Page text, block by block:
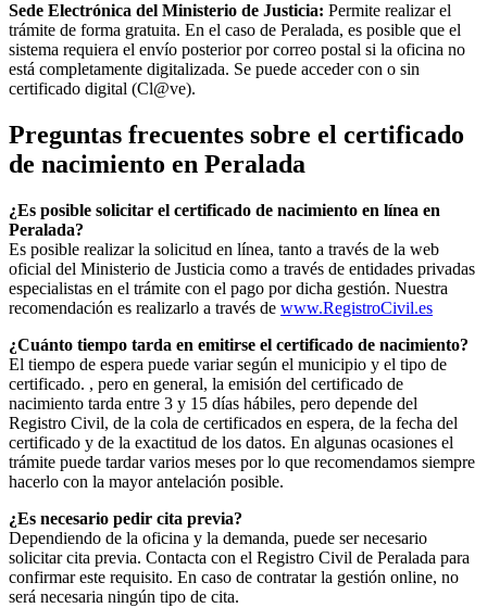
Sede Electrónica del Ministerio de Justicia: Permite realizar el
trámite de forma gratuita. En el caso de Peralada, es posible que el
sistema requiera el envío posterior por correo postal si la oficina no
está completamente digitalizada. Se puede acceder con o sin
certificado digital (Cl@ve).
Preguntas frecuentes sobre el certificado
de nacimiento en Peralada
¿Es posible solicitar el certificado de nacimiento en línea en
Peralada?
Es posible realizar la solicitud en línea, tanto a través de la web
oficial del Ministerio de Justicia como a través de entidades privadas
especialistas en el trámite con el pago por dicha gestión. Nuestra
recomendación es realizarlo a través de www.RegistroCivil.es
¿Cuánto tiempo tarda en emitirse el certificado de nacimiento?
El tiempo de espera puede variar según el municipio y el tipo de
certificado. , pero en general, la emisión del certificado de
nacimiento tarda entre 3 y 15 días hábiles, pero depende del
Registro Civil, de la cola de certificados en espera, de la fecha del
certificado y de la exactitud de los datos. En algunas ocasiones el
trámite puede tardar varios meses por lo que recomendamos siempre
hacerlo con la mayor antelación posible.
¿Es necesario pedir cita previa?
Dependiendo de la oficina y la demanda, puede ser necesario
solicitar cita previa. Contacta con el Registro Civil de Peralada para
confirmar este requisito. En caso de contratar la gestión online, no
será necesaria ningún tipo de cita.